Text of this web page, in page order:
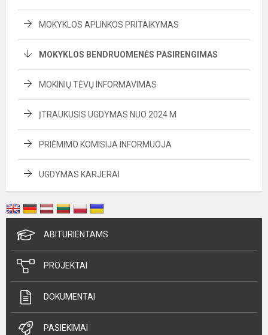
MOKYKLOS APLINKOS PRITAIKYMAS
MOKYKLOS BENDRUOMENĖS PASIRENGIMAS
MOKINIŲ TĖVŲ INFORMAVIMAS
ĮTRAUKUSIS UGDYMAS NUO 2024 M
PRIĖMIMO KOMISIJA INFORMUOJA
UGDYMAS KARJERAI
ABITURIENTAMS
PROJEKTAI
DOKUMENTAI
PASIEKIMAI